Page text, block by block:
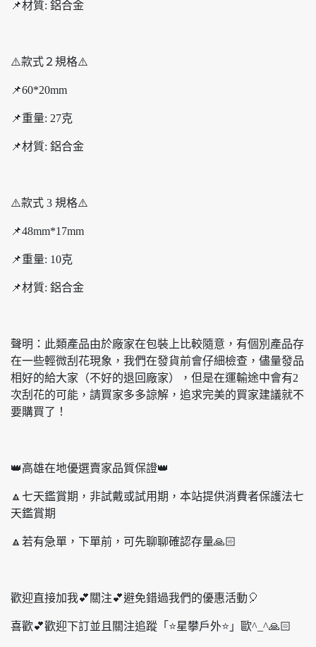
📌材質: 鋁合金
⚠️款式２規格⚠️
📌60*20mm
📌重量: 27克
📌材質: 鋁合金
⚠️款式 3 規格⚠️
📌48mm*17mm
📌重量: 10克
📌材質: 鋁合金
聲明：此類產品由於廠家在包裝上比較隨意，有個別產品存
在一些輕微刮花現象，我們在發貨前會仔細檢查，儘量發品
相好的給大家（不好的退回廠家），但是在運輸途中會有2
次刮花的可能，請買家多多諒解，追求完美的買家建議就不
要購買了！
👑高雄在地優選賣家品質保證👑
🔼七天鑑賞期，非試戴或試用期，本站提供消費者保護法七
天鑑賞期
🔼若有急單，下單前，可先聊聊確認存量🙏🏻
歡迎直接加我💕關注💕避免錯過我們的優惠活動🎈
喜歡💕歡迎下訂並且關注追蹤「⭐️星攀戶外⭐️」歐^_^🙏🏻